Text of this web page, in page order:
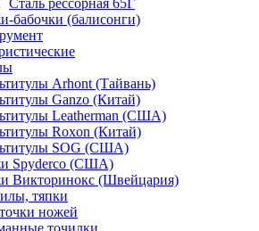
бабочки (балисонги)
Arhont (Тайвань)
Ganzo (Китай)
Leatherman (США)
Roxon (Китай)
SOG (США)
Spyderco (США)
Викторинокс (Швейцария)
тяпки
ножей
точилки